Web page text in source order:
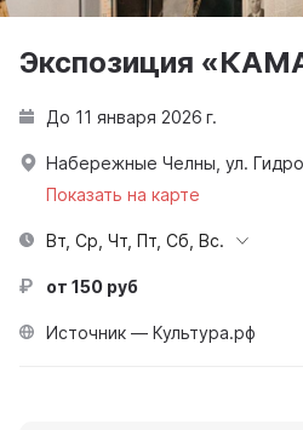
Экспозиция
До 11 января 2026 г.
Набережные Челны, ул.
Показать на карте
Вт, Ср, Чт, Пт, Сб, Вс.
от 150 руб
Источник — Культура.рф